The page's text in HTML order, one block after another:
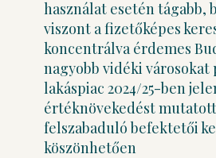
használat esetén tágabb,
viszont a fizetőképes
koncentrálva érdemes
nagyobb vidéki városokat
lakáspiac 2024/25-ben
értéknövekedést
felszabaduló befektetői
köszönhetően